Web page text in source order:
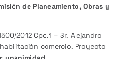
de Planeamiento, Obras y
2012 Cpo.1 – Sr. Alejandro
comercio. Proyecto